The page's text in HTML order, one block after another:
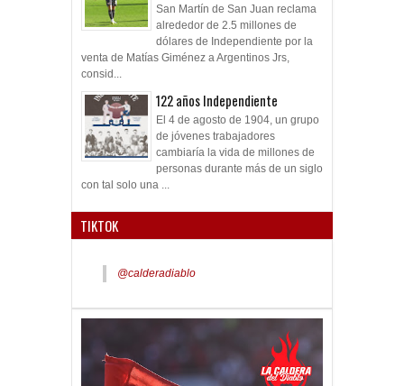
San Martín de San Juan reclama
alrededor de 2.5 millones de
dólares de Independiente por la
venta de Matías Giménez a Argentinos Jrs,
consid...
122 años Independiente
El 4 de agosto de 1904, un grupo
de jóvenes trabajadores
cambiaría la vida de millones de
personas durante más de un siglo
con tal solo una ...
TIKTOK
@calderadiablo